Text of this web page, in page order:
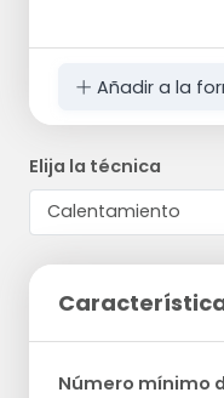
Añadir a la
Elija la técnica
Número mínimo